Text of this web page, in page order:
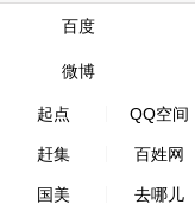
百度
微博
起点 QQ空间
赶集 百姓网
国美 去哪儿